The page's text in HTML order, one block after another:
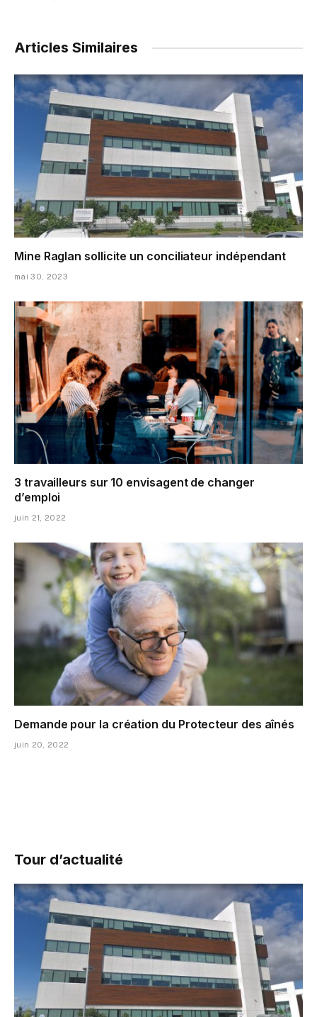
Articles Similaires
Mine Raglan sollicite un conciliateur indépendant
mai 30, 2023
3 travailleurs sur 10 envisagent de changer
d’emploi
juin 21, 2022
Demande pour la création du Protecteur des aînés
juin 20, 2022
Tour d’actualité